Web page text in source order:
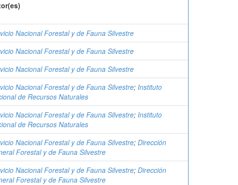
Nacional Forestal y de Fauna Silvestre
Nacional Forestal y de Fauna Silvestre
Nacional Forestal y de Fauna Silvestre
Nacional Forestal y de Fauna Silvestre; Instituto
de Recursos Naturales
Nacional Forestal y de Fauna Silvestre; Instituto
de Recursos Naturales
Nacional Forestal y de Fauna Silvestre; Dirección
Forestal y de Fauna Silvestre
Nacional Forestal y de Fauna Silvestre; Dirección
Forestal y de Fauna Silvestre